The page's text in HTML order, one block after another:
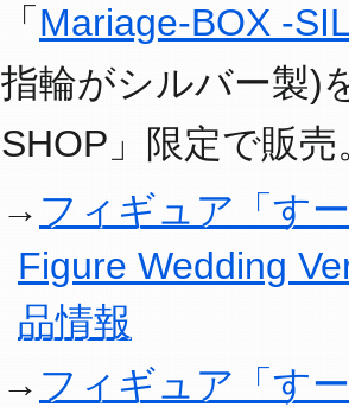
「 Mariage-BOX -
指輪がシルバー製)
SHOP」限定で販
フィギュア「す
Figure Wedding
品情報
フィギュア「す